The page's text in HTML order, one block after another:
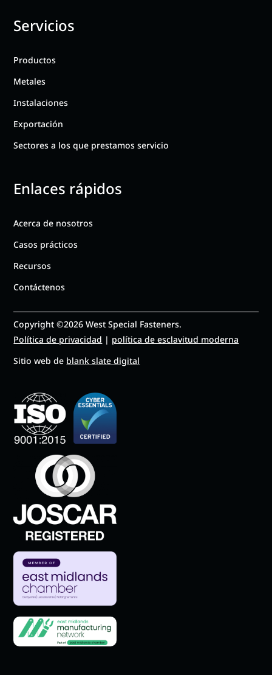
Servicios
Productos
Metales
Instalaciones
Exportación
Sectores a los que prestamos servicio
Enlaces rápidos
Acerca de nosotros
Casos prácticos
Recursos
Contáctenos
Copyright ©2026 West Special Fasteners.
Política de privacidad | política de esclavitud moderna
Sitio web de blank slate digital